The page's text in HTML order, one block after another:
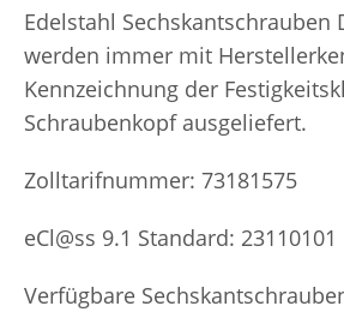
Edelstahl Sechskantschrauben
werden immer mit
Kennzeichnung der
Schraubenkopf ausgeliefert.
Zolltarifnummer: 73181575
eCl@ss 9.1 Standard: 23110101
Verfügbare